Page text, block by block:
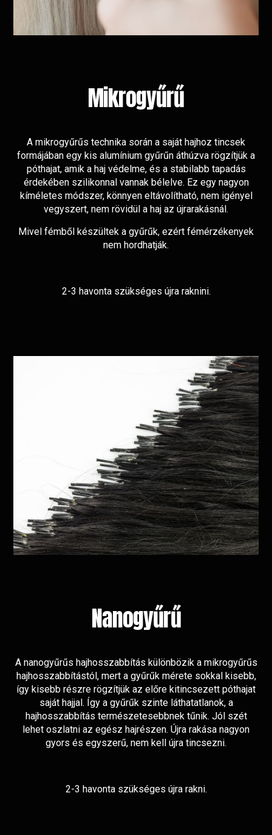
Mikrogyűrű
A mikrogyűrűs technika során a saját hajhoz tincsek
formájában egy kis alumínium gyűrűn áthúzva rögzítjük a
póthajat, amik a haj védelme, és a stabilabb tapadás
érdekében szilikonnal vannak bélelve. Ez egy nagyon
kíméletes módszer, könnyen eltávolítható, nem igényel
vegyszert, nem rövidül a haj az újrarakásnál.
Mivel fémből készültek a gyűrűk, ezért fémérzékenyek
nem hordhatják.
2-3 havonta szükséges újra raknini.
Nanogyűrű
A nanogyűrűs hajhosszabbítás különbözik a mikrogyűrűs
hajhosszabbítástól, mert a gyűrűk mérete sokkal kisebb,
így kisebb részre rögzítjük az előre kitincsezett póthajat
saját hajjal. Így a gyűrűk szinte láthatatlanok, a
hajhosszabbítás természetesebbnek tűnik. Jól szét
lehet oszlatni az egész hajrészen. Újra rakása nagyon
gyors és egyszerű, nem kell újra tincsezni.
2-3 havonta szükséges újra rakni.